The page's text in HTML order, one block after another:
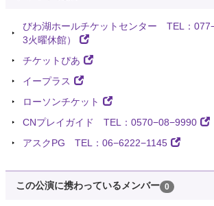
びわ湖ホールチケットセンター TEL：
3火曜休館）
チケットぴあ
イープラス
ローソンチケット
CNプレイガイド TEL：0570−08−9990
アスクPG TEL：06−6222−1145
この公演に携わっているメンバー 0